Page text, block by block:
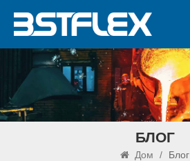
БЛОГ
Дом / Блог